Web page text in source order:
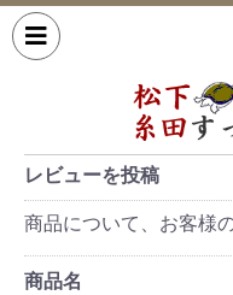
レビューを投稿
商品について、お客様
商品名